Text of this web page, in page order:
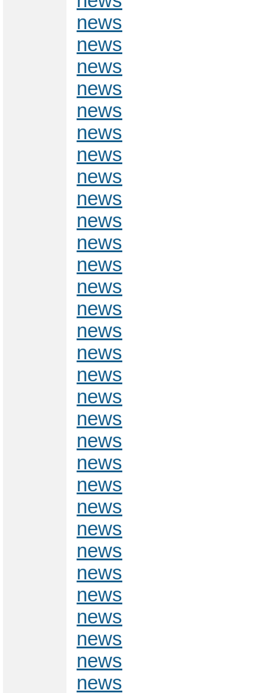
news
news
news
news
news
news
news
news
news
news
news
news
news
news
news
news
news
news
news
news
news
news
news
news
news
news
news
news
news
news
news